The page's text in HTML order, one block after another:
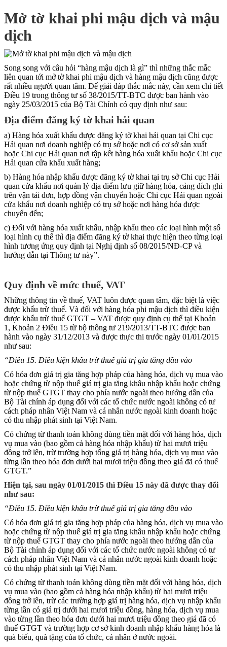
Mở tờ khai phi mậu dịch và mậu
dịch
Song song với câu hỏi “hàng mậu dịch là gì” thì những thắc mắc
liên quan tới mở tờ khai phi mậu dịch và hàng mậu dịch cũng được
rất nhiều người quan tâm. Để giải đáp thắc mắc này, cần xem chi tiết
Điều 19 trong thông tư số 38/2015/TT-BTC được ban hành vào
ngày 25/03/2015 của Bộ Tài Chính có quy định như sau:
Địa điểm đăng ký tờ khai hải quan
a) Hàng hóa xuất khẩu được đăng ký tờ khai hải quan tại Chi cục
Hải quan nơi doanh nghiệp có trụ sở hoặc nơi có cơ sở sản xuất
hoặc Chi cục Hải quan nơi tập kết hàng hóa xuất khẩu hoặc Chi cục
Hải quan cửa khẩu xuất hàng;
b) Hàng hóa nhập khẩu được đăng ký tờ khai tại trụ sở Chi cục Hải
quan cửa khẩu nơi quản lý địa điểm lưu giữ hàng hóa, cảng đích ghi
trên vận tải đơn, hợp đồng vận chuyển hoặc Chi cục Hải quan ngoài
cửa khẩu nơi doanh nghiệp có trụ sở hoặc nơi hàng hóa được
chuyển đến;
c) Đối với hàng hóa xuất khẩu, nhập khẩu theo các loại hình một số
loại hình cụ thể thì địa điểm đăng ký tờ khai thực hiện theo từng loại
hình tương ứng quy định tại Nghị định số 08/2015/NĐ-CP và
hướng dẫn tại Thông tư này”.
Quy định về mức thuế, VAT
Những thông tin về thuế, VAT luôn được quan tâm, đặc biệt là việc
được khấu trừ thuế. Và đối với hàng hóa phi mậu dịch thì điều kiện
được khấu trừ thuế GTGT – VAT được quy định cụ thể tại Khoản
1, Khoản 2 Điều 15 từ bộ thông tư 219/2013/TT-BTC được ban
hành vào ngày 31/12/2013 và được thực thi trước ngày 01/01/2015
như sau:
“Điều 15. Điều kiện khấu trừ thuế giá trị gia tăng đầu vào
Có hóa đơn giá trị gia tăng hợp pháp của hàng hóa, dịch vụ mua vào
hoặc chứng từ nộp thuế giá trị gia tăng khâu nhập khẩu hoặc chứng
từ nộp thuế GTGT thay cho phía nước ngoài theo hướng dẫn của
Bộ Tài chính áp dụng đối với các tổ chức nước ngoài không có tư
cách pháp nhân Việt Nam và cá nhân nước ngoài kinh doanh hoặc
có thu nhập phát sinh tại Việt Nam.
Có chứng từ thanh toán không dùng tiền mặt đối với hàng hóa, dịch
vụ mua vào (bao gồm cả hàng hóa nhập khẩu) từ hai mươi triệu
đồng trở lên, trừ trường hợp tổng giá trị hàng hóa, dịch vụ mua vào
từng lần theo hóa đơn dưới hai mươi triệu đồng theo giá đã có thuế
GTGT.”
Hiện tại, sau ngày 01/01/2015 thì Điều 15 này đã được thay đổi
như sau:
“Điều 15. Điều kiện khấu trừ thuế giá trị gia tăng đầu vào
Có hóa đơn giá trị gia tăng hợp pháp của hàng hóa, dịch vụ mua vào
hoặc chứng từ nộp thuế giá trị gia tăng khâu nhập khẩu hoặc chứng
từ nộp thuế GTGT thay cho phía nước ngoài theo hướng dẫn của
Bộ Tài chính áp dụng đối với các tổ chức nước ngoài không có tư
cách pháp nhân Việt Nam và cá nhân nước ngoài kinh doanh hoặc
có thu nhập phát sinh tại Việt Nam.
Có chứng từ thanh toán không dùng tiền mặt đối với hàng hóa, dịch
vụ mua vào (bao gồm cả hàng hóa nhập khẩu) từ hai mươi triệu
đồng trở lên, trừ các trường hợp giá trị hàng hóa, dịch vụ nhập khẩu
từng lần có giá trị dưới hai mươi triệu đồng, hàng hóa, dịch vụ mua
vào từng lần theo hóa đơn dưới hai mươi triệu đồng theo giá đã có
thuế GTGT và trường hợp cơ sở kinh doanh nhập khẩu hàng hóa là
quà biếu, quà tặng của tổ chức, cá nhân ở nước ngoài.